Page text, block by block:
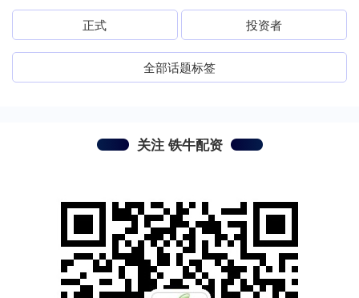
正式 投资者
全部话题标签
关注 铁牛配资